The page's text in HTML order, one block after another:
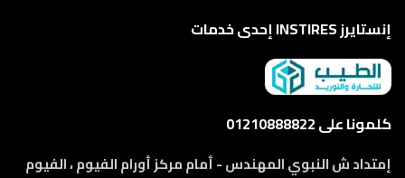
إنستايرز INSTIRES إحدى خدمات
كلمونا على 01210888822
إمتداد ش النبوي المهندس - أمام مركز أورام الفيوم ، الفيوم